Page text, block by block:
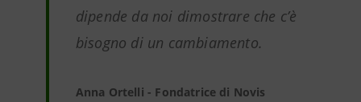
dipende da noi dimostrare che c’è
bisogno di un cambiamento.
Anna Ortelli - Fondatrice di Novis